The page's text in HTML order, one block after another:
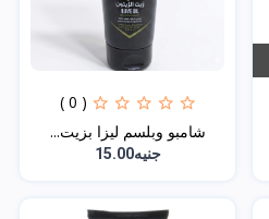
( 0 )
شامبو وبلسم ليزا بزيت...
جنيه15.00